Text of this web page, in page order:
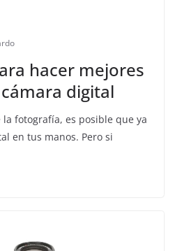
hacer mejores
digital
fotografía, es posible que ya
en tus manos. Pero si